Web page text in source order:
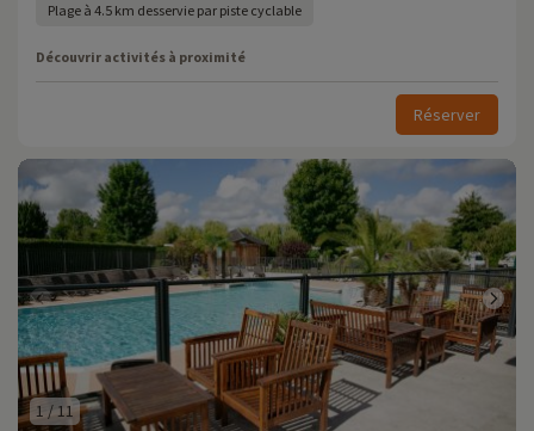
Plage à 4.5 km desservie par piste cyclable
Découvrir activités à proximité
Réserver
1 /11